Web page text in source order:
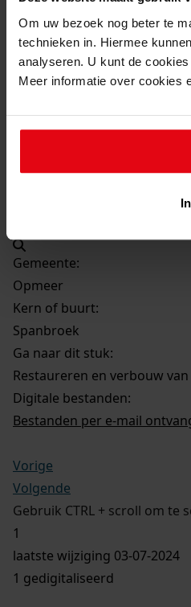
Om uw bezoek nog beter te
technieken in. Hiermee
analyseren. U kunt de
Meer informatie over cookies
Restaureren en verbouw van
Datum vergunning:
22-6-2001
Spanbroek,
Gemeente:
Opmeer
Kern of buurt:
Spanbroek
Ga naar dit stuk:
Restaureren en verbouw van
Digitale bestanden:
Bestanden per e-mail
Vorige
Volgende
Gebruik CTRL + scroll om te
laatste wijziging 03-07-2024
1 gedigitaliseerd